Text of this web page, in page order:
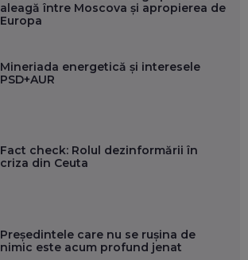
aleagă între Moscova și apropierea de
Europa
Mineriada energetică și interesele
PSD+AUR
Fact check: Rolul dezinformării în
criza din Ceuta
Președintele care nu se rușina de
nimic este acum profund jenat